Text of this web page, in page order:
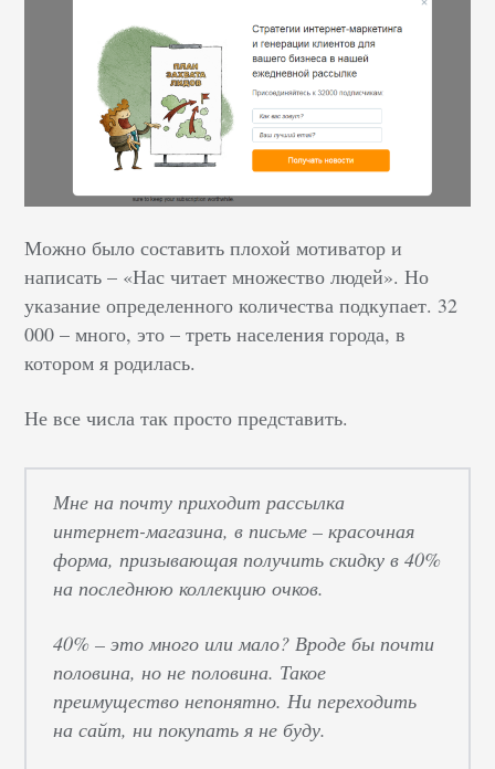
Можно было составить плохой мотиватор и
написать – «Нас читает множество людей». Но
указание определенного количества подкупает. 32
000 – много, это – треть населения города, в
котором я родилась.
Не все числа так просто представить.
Мне на почту приходит рассылка
интернет-магазина, в письме – красочная
форма, призывающая получить скидку в 40%
на последнюю коллекцию очков.
40% – это много или мало? Вроде бы почти
половина, но не половина. Такое
преимущество непонятно. Ни переходить
на сайт, ни покупать я не буду.